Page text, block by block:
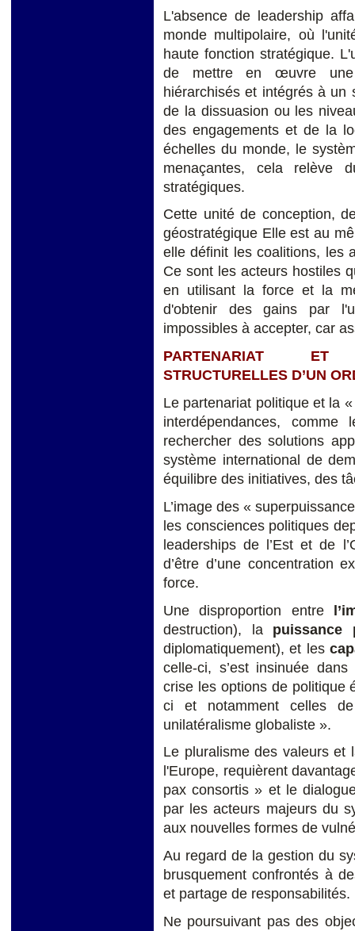
L'absence de leadership
monde multipolaire, où
haute fonction stratégique.
de mettre en œuvre une
hiérarchisés et intégrés à un
de la dissuasion ou les
des engagements et de la
échelles du monde, le
menaçantes, cela relève
stratégiques.
Cette unité de conception,
géostratégique Elle est au
elle définit les coalitions, les
Ce sont les acteurs hostiles
en utilisant la force et la
d'obtenir des gains par
impossibles à accepter, car
PARTENARIAT ET
STRUCTURELLES D’UN
Le partenariat politique et la
interdépendances,
rechercher des solutions
système international de
équilibre des initiatives, des
L’image des «
les consciences politiques
leaderships de l’Est et de
d’être d’une concentration
force.
Une disproportion entre
destruction), la puissance
diplomatiquement), et les
celle-ci, s’est insinuée
crise les options de politique
ci et notamment celles
unilatéralisme globaliste ».
Le pluralisme des valeurs et
l'Europe, requièrent
pax consortis » et le
par les acteurs majeurs du
aux nouvelles formes de
Au regard de la gestion du
brusquement confrontés à
et partage de responsabilités.
Ne poursuivant pas des